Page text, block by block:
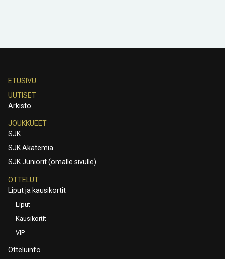
ETUSIVU
UUTISET
Arkisto
JOUKKUEET
SJK
SJK Akatemia
SJK Juniorit (omalle sivulle)
OTTELUT
Liput ja kausikortit
Liput
Kausikortit
VIP
Otteluinfo